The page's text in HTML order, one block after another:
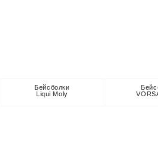
Бейсболки
Liqui Moly